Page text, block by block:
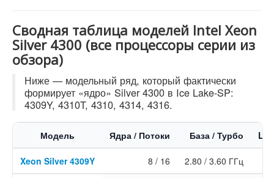
Сводная таблица моделей Intel Xeon
Silver 4300 (все процессоры серии из
обзора)
Ниже — модельный ряд, который фактически
формирует «ядро» Silver 4300 в Ice Lake-SP:
4309Y, 4310T, 4310, 4314, 4316.
Модель Ядра / Потоки База / Турбо L3
Xeon Silver 4309Y 8 / 16 2.80 / 3.60 ГГц